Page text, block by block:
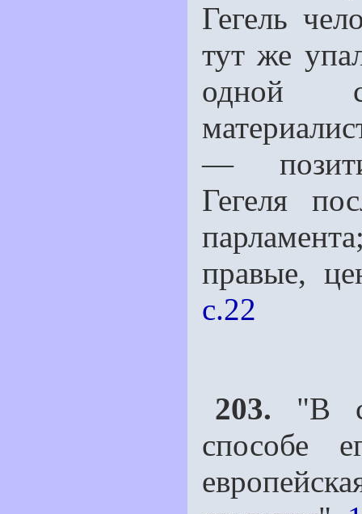
Гегель
тут же
одной
—
Гегеля
правые,
c.22
203. "В
способе